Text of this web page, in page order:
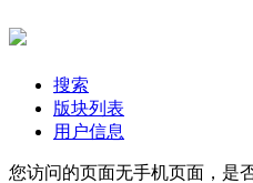
搜索
版块列表
用户信息
您访问的页面无手机页面，是